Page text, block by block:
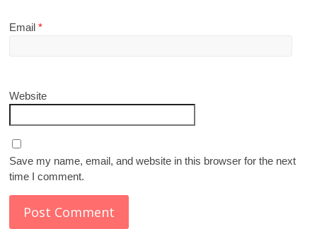
Email*
Website
Save my name, email, and website in this browser for the next
time I comment.